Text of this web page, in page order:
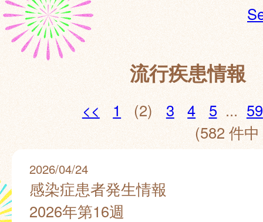
流行疾患情報
<< 1 (2) 3 4 5 ... 59
(582 件
2026/04/24
感染症患者発生情報
2026年第16週